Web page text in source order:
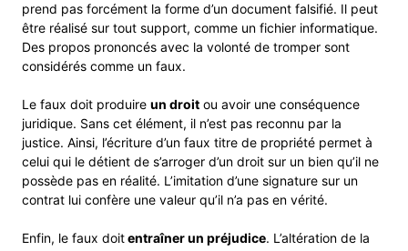
prend pas forcément la forme d’un document falsifié. Il peut
être réalisé sur tout support, comme un fichier informatique.
Des propos prononcés avec la volonté de tromper sont
considérés comme un faux.
Le faux doit produire un droit ou avoir une conséquence
juridique. Sans cet élément, il n’est pas reconnu par la
justice. Ainsi, l’écriture d’un faux titre de propriété permet à
celui qui le détient de s’arroger d’un droit sur un bien qu’il ne
possède pas en réalité. L’imitation d’une signature sur un
contrat lui confère une valeur qu’il n’a pas en vérité.
Enfin, le faux doitentraîner un préjudice. L’altération de la